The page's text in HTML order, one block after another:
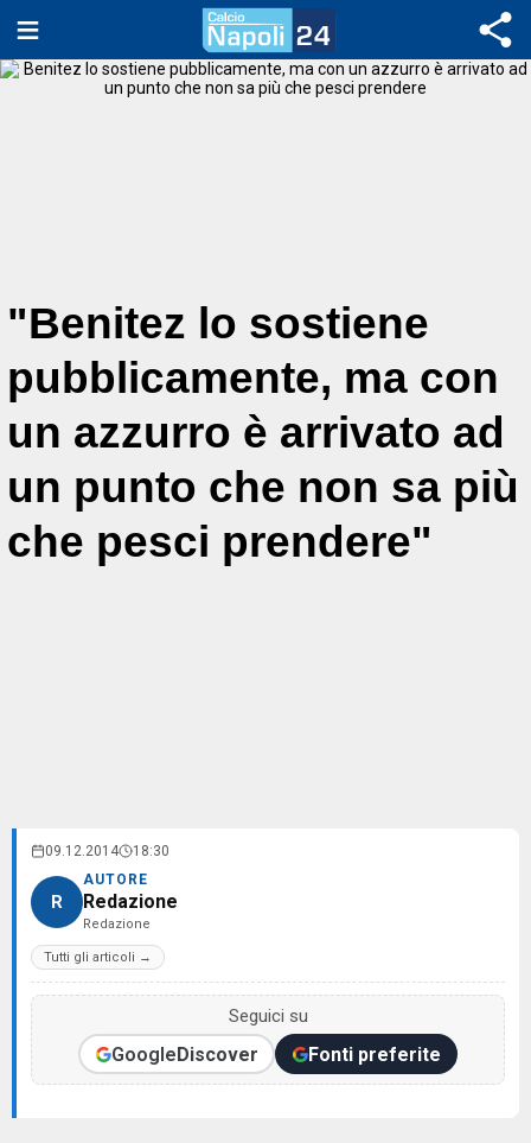
"Benitez lo sostiene
pubblicamente, ma con
un azzurro è arrivato ad
un punto che non sa più
che pesci prendere"
09.12.2014 18:30
R
AUTORE
Redazione
Redazione
Tutti gli articoli →
Seguici su
GoogleDiscover Fonti preferite